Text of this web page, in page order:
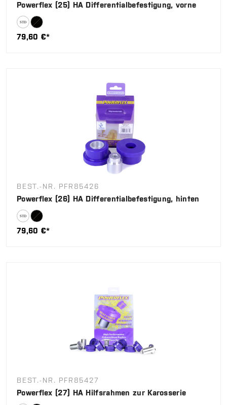
Powerflex (25) HA Differentialbefestigung, vorne
79,60 €*
BEST.-NR. PFR85426
Powerflex (26) HA Differentialbefestigung, hinten
79,60 €*
BEST.-NR. PFR85427
Powerflex (27) HA Hilfsrahmen zur Karosserie